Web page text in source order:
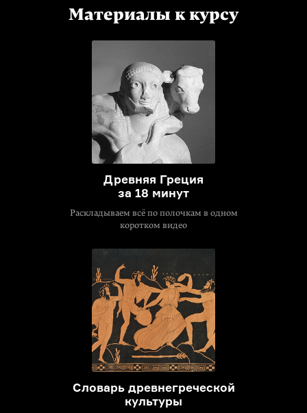
Материалы к курсу
Древняя Греция
за 18 минут
Раскладываем всё по полочкам в одном
коротком видео
Словарь древнегреческой
культуры